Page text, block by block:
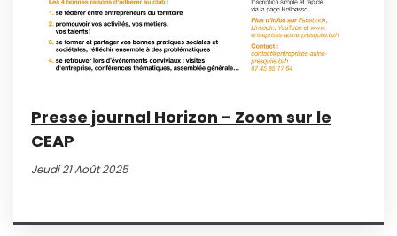
Presse journal Horizon - Zoom sur le
CEAP
Jeudi 21 Août 2025